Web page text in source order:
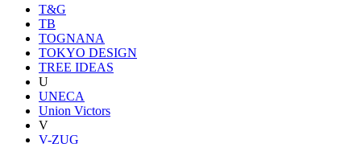
T&G
TB
TOGNANA
TOKYO DESIGN
TREE IDEAS
U
UNECA
Union Victors
V
V-ZUG